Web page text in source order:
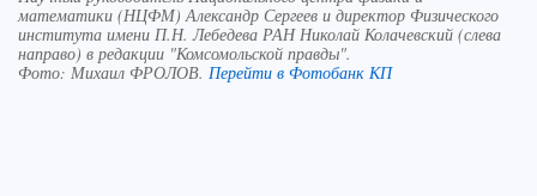
математики (НЦФМ) Александр Сергеев и директор Физического
института имени П.Н. Лебедева РАН Николай Колачевский (слева
направо) в редакции "Комсомольской правды".
Фото: Михаил ФРОЛОВ. Перейти в Фотобанк КП